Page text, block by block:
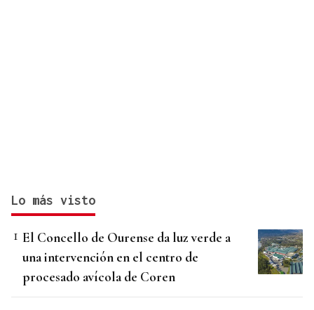
Lo más visto
El Concello de Ourense da luz verde a
una intervención en el centro de
procesado avícola de Coren